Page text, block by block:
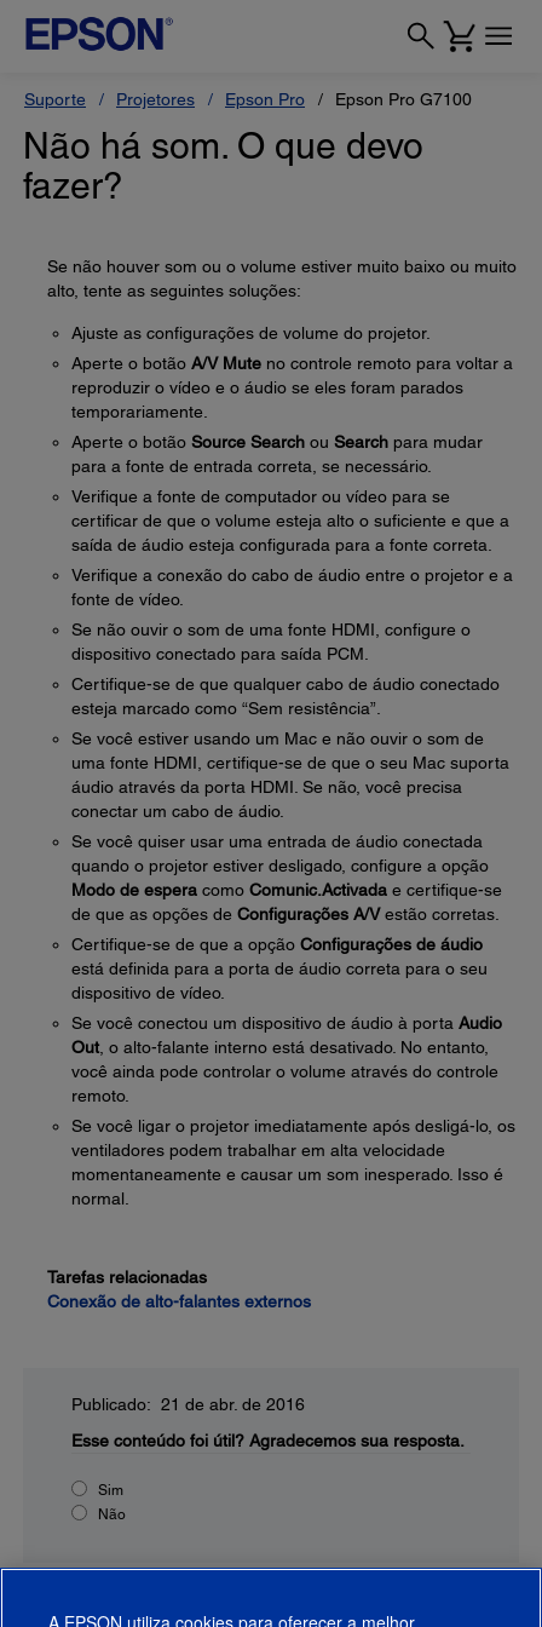
Suporte Projetores Epson Pro Epson Pro G7100
Não há som. O que devo
fazer?
Se não houver som ou o volume estiver muito baixo ou muito
alto, tente as seguintes soluções:
Ajuste as configurações de volume do projetor.
Aperte o botão A/V Mute no controle remoto para voltar a
reproduzir o vídeo e o áudio se eles foram parados
temporariamente.
Aperte o botão Source Search ou Search para mudar
para a fonte de entrada correta, se necessário.
Verifique a fonte de computador ou vídeo para se
certificar de que o volume esteja alto o suficiente e que a
saída de áudio esteja configurada para a fonte correta.
Verifique a conexão do cabo de áudio entre o projetor e a
fonte de vídeo.
Se não ouvir o som de uma fonte HDMI, configure o
dispositivo conectado para saída PCM.
Certifique-se de que qualquer cabo de áudio conectado
esteja marcado como “Sem resistência”.
Se você estiver usando um Mac e não ouvir o som de
uma fonte HDMI, certifique-se de que o seu Mac suporta
áudio através da porta HDMI. Se não, você precisa
conectar um cabo de áudio.
Se você quiser usar uma entrada de áudio conectada
quando o projetor estiver desligado, configure a opção
Modo de espera como Comunic.Activada e certifique-se
de que as opções de Configurações A/Vestão corretas.
Certifique-se de que a opção Configurações de áudio
está definida para a porta de áudio correta para o seu
dispositivo de vídeo.
Se você conectou um dispositivo de áudio à porta Audio
Out , o alto-falante interno está desativado. No entanto,
você ainda pode controlar o volume através do controle
remoto.
Se você ligar o projetor imediatamente após desligá-lo, os
ventiladores podem trabalhar em alta velocidade
momentaneamente e causar um som inesperado. Isso é
normal.
Tarefas relacionadas
Conexão de alto-falantes externos
Publicado: 21 de abr. de 2016
Esse conteúdo foi útil? Agradecemos sua resposta.
Sim
Não
A EPSON utiliza cookies para oferecer a melhor